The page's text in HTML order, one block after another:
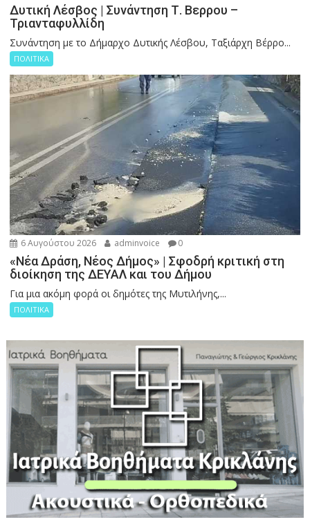
Δυτική Λέσβος | Συνάντηση Τ. Βερρου –
Τριανταφυλλίδη
Συνάντηση με το Δήμαρχο Δυτικής Λέσβου, Ταξιάρχη Βέρρο...
ΠΟΛΙΤΙΚΑ
6 Αυγούστου 2026 adminvoice 0
«Νέα Δράση, Νέος Δήμος» | Σφοδρή κριτική στη
διοίκηση της ΔΕΥΑΛ και του Δήμου
Για μια ακόμη φορά οι δημότες της Μυτιλήνης,...
ΠΟΛΙΤΙΚΑ